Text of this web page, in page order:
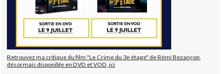
Retrouvez ma critique du film "Le Crime du 3e étage" de Rémi Bezançon,
désormais disponible en DVD et VOD, ici